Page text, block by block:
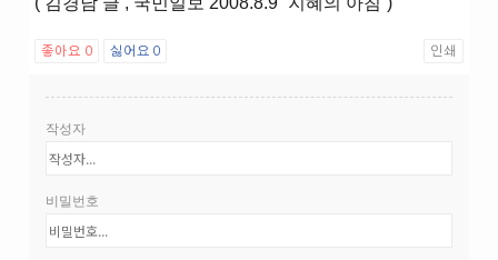
좋아요 0 싫어요 0 인쇄
작성자
비밀번호